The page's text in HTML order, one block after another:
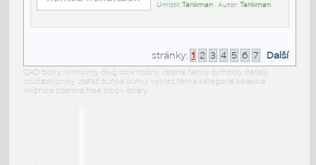
Umístil:Tankman• Autor:Tankman
stránky: 1 2 3 4 5 6 7 Další
CAD bloky: knihovny dwg blok rodiny rodina family symboly detaily
součásti prvky stafáž buňka buňky výkres téma kategorie kolekce
knižnica zdarma free block library